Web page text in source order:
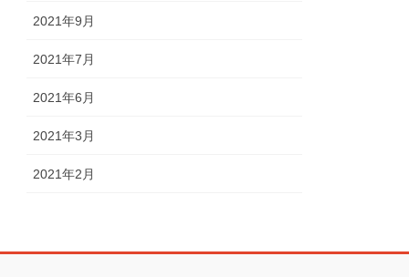
2021年9月
2021年7月
2021年6月
2021年3月
2021年2月